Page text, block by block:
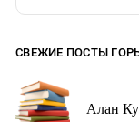
СВЕЖИЕ ПОСТЫ
Алан